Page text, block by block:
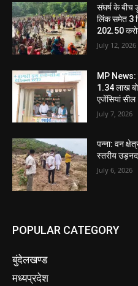
संघर्ष के बीच
लिंक समेत 3
202.50
July 12, 2026
MP News:
1.34 लाख
एजेंसियां सील
July 7, 2026
पन्ना: वन
स्तरीय
July 6, 2026
POPULAR CATEGORY
बुंदेलखण्ड
मध्यप्रदेश